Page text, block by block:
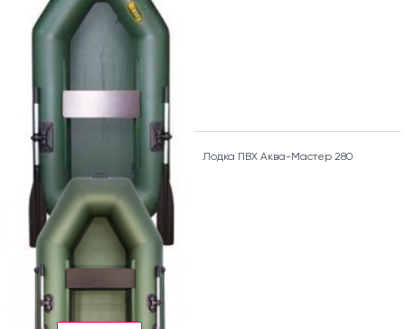
Лодка ПВХ Аква-Мастер 280